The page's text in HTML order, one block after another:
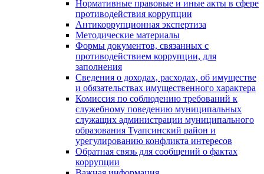
Нормативные правовые и иные акты в сфере
противодействия коррупции
Антикоррупционная экспертиза
Методические материалы
Формы документов, связанных с
противодействием коррупции, для
заполнения
Сведения о доходах, расходах, об имуществе
и обязательствах имущественного характера
Комиссия по соблюдению требований к
служебному поведению муниципальных
служащих администрации муниципального
образования Туапсинский район и
урегулированию конфликта интересов
Обратная связь для сообщений о фактах
коррупции